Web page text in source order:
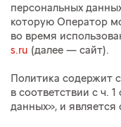
персональных
которую Оператор
во время
s.ru (далее — сайт).
Политика содержит
в соответствии с ч.
данных», и